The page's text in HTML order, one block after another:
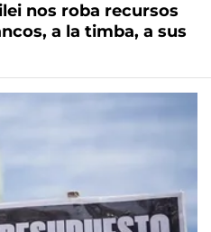
nos roba recursos
a la timba, a sus